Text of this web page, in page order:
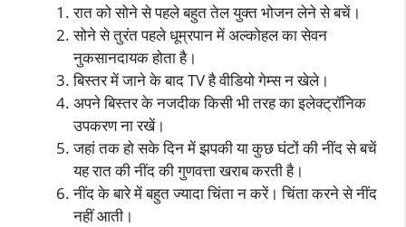
रात को सोने से पहले बहुत तेल युक्त भोजन लेने से बचें।
सोने से तुरंत पहले धूम्रपान में अल्कोहल का सेवन
नुकसानदायक होता है।
बिस्तर में जाने के बाद TV है वीडियो गेम्स न खेले।
अपने बिस्तर के नजदीक किसी भी तरह का इलेक्ट्रॉनिक
उपकरण ना रखें।
जहां तक हो सके दिन में झपकी या कुछ घंटों की नींद से बचें
यह रात की नींद की गुणवत्ता खराब करती है।
नींद के बारे में बहुत ज्यादा चिंता न करें। चिंता करने से नींद
नहीं आती।